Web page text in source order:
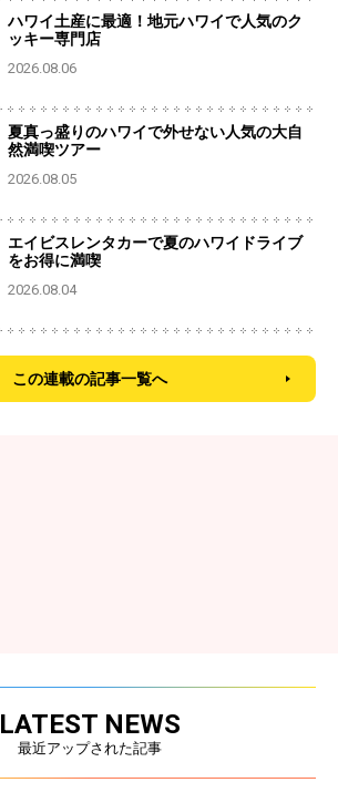
ハワイ土産に最適！地元ハワイで人気のク
ッキー専門店
2026.08.06
夏真っ盛りのハワイで外せない人気の大自
然満喫ツアー
2026.08.05
エイビスレンタカーで夏のハワイドライブ
をお得に満喫
2026.08.04
この連載の記事一覧へ
LATEST NEWS
最近アップされた記事